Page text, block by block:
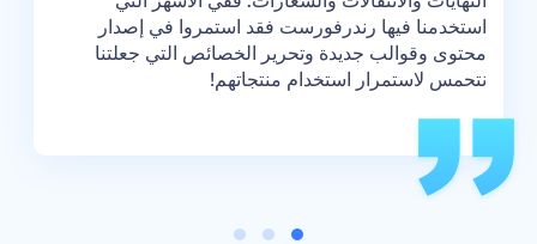
استخدمنا فيها رندرفورست فقد استمروا في إصدار
محتوى وقوالب جديدة وتحرير الخصائص التي جعلتنا
نتحمس لاستمرار استخدام منتجاتهم!